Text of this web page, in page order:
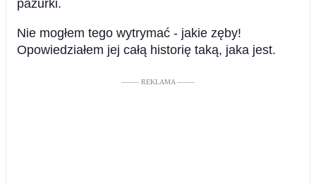
pazurki.
Nie mogłem tego wytrymać - jakie zęby!
Opowiedziałem jej całą historię taką, jaka jest.
––––– REKLAMA –––––